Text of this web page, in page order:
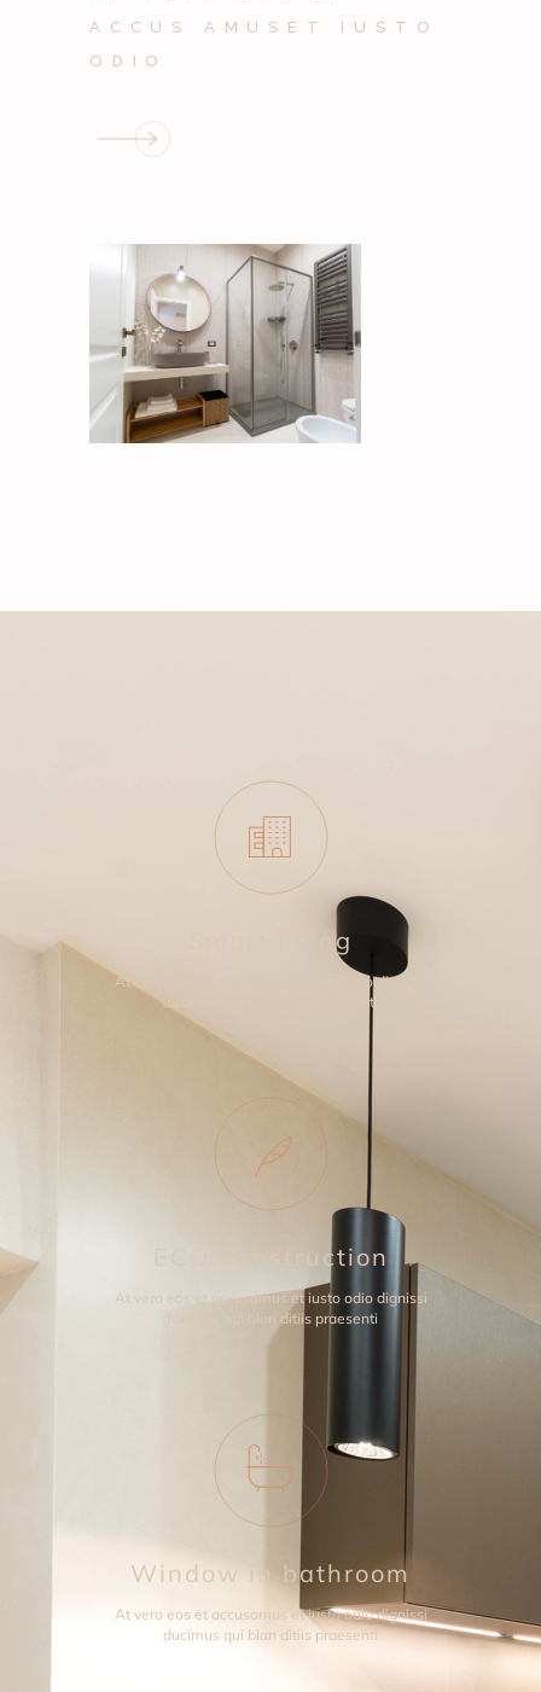
ACCUS AMUSET IUSTO
ODIO
Smart living
At vero eos et accusamus et iusto odio dignissi
ducimus qui blan ditiis praesenti
ECO Construction
At vero eos et accusamus et iusto odio dignissi
ducimus qui blan ditiis praesenti
Window in bathroom
At vero eos et accusamus et iusto odio dignissi
ducimus qui blan ditiis praesenti